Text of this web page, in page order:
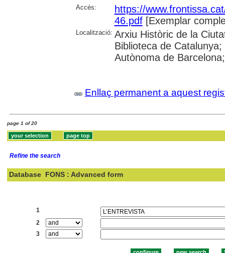
Accés:
https://
46.pdf[Exemplar
Localització: Arxiu Històric de la
Biblioteca de
Autònoma de
Enllaç permanent a aquest
page 1 of 20
Refine the search
Database FONS : Advanced form
1
2
3